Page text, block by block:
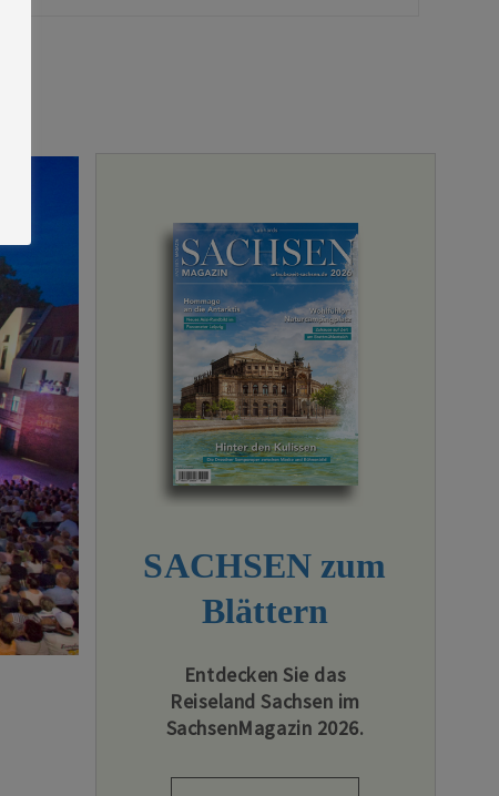
SACHSEN zum
Blättern
Entdecken Sie das
Reiseland Sachsen im
SachsenMagazin 2026.